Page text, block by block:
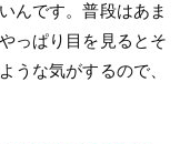
んです。普段はあま
っぱり目を見るとそ
うな気がするので、